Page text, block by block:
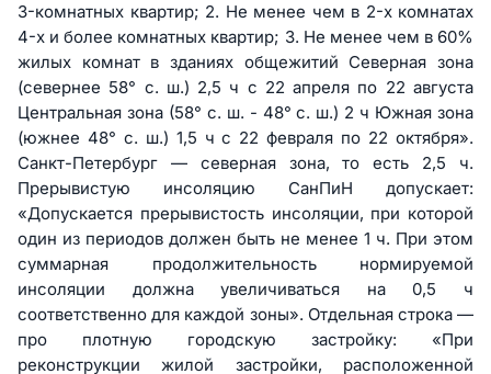
3-комнатных квартир; 2. Не менее чем в 2-х комнатах
4-х и более комнатных квартир; 3. Не менее чем в 60%
жилых комнат в зданиях общежитий Северная зона
(севернее 58° с. ш.) 2,5 ч с 22 апреля по 22 августа
Центральная зона (58° с. ш. - 48° с. ш.) 2 ч Южная зона
(южнее 48° с. ш.) 1,5 ч с 22 февраля по 22 октября».
Санкт-Петербург — северная зона, то есть 2,5 ч.
Прерывистую инсоляцию СанПиН допускает:
«Допускается прерывистость инсоляции, при которой
один из периодов должен быть не менее 1 ч. При этом
суммарная продолжительность нормируемой
инсоляции должна увеличиваться на 0,5 ч
соответственно для каждой зоны». Отдельная строка —
про плотную городскую застройку: «При
реконструкции жилой застройки, расположенной